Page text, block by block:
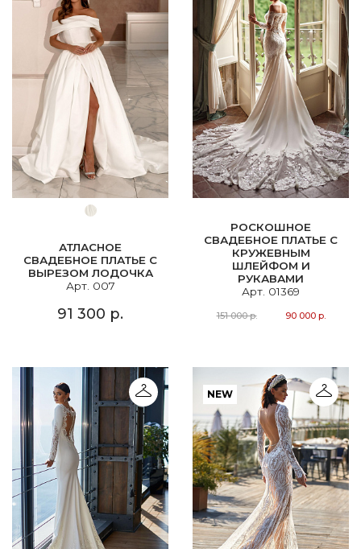
АТЛАСНОЕ
СВАДЕБНОЕ ПЛАТЬЕ С
ВЫРЕЗОМ ЛОДОЧКА
Арт. 007
91 300 р.
РОСКОШНОЕ
СВАДЕБНОЕ ПЛАТЬЕ С
КРУЖЕВНЫМ
ШЛЕЙФОМ И
РУКАВАМИ
Арт. 01369
151 000 р. 90 000 р.
NEW